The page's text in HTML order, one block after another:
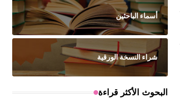
أسماء الباحثين
شراء النسخة الورقية
البحوث الأكثر قراءة